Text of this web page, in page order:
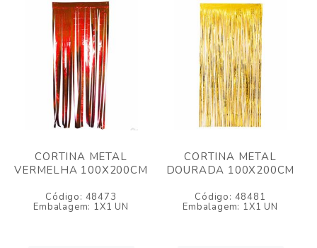
CORTINA METAL
VERMELHA 100X200CM
Código: 48473
Embalagem: 1X1 UN
CORTINA METAL
DOURADA 100X200CM
Código: 48481
Embalagem: 1X1 UN